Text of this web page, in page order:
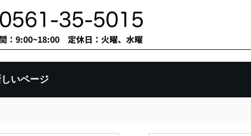
：9:00~18:00 定休日：火曜、水曜
しいページ